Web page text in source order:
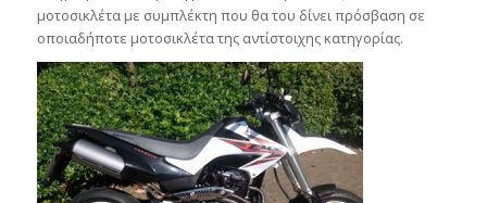
μοτοσικλέτα με συμπλέκτη που θα του δίνει πρόσβαση σε
οποιαδήποτε μοτοσικλέτα της αντίστοιχης κατηγορίας.